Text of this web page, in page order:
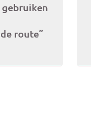
route”